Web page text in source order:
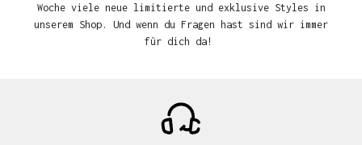
Woche viele neue limitierte und exklusive Styles in
unserem Shop. Und wenn du Fragen hast sind wir immer
für dich da!